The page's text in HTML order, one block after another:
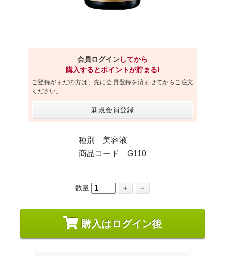
会員ログインしてから
購入するとポイントが貯まる!
ご登録がまだの方は、先に会員登録を済ませてからご注文
ください。
新規会員登録
種別 美容液
商品コード G110
数量 ＋ －
購入はログイン後